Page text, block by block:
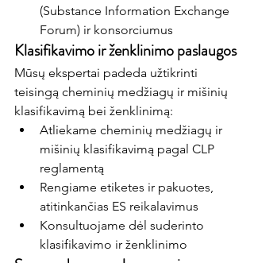
(Substance Information Exchange
Forum) ir konsorciumus
Klasifikavimo ir ženklinimo paslaugos
Mūsų ekspertai padeda užtikrinti
teisingą cheminių medžiagų ir mišinių
klasifikavimą bei ženklinimą:
Atliekame cheminių medžiagų ir
mišinių klasifikavimą pagal CLP
reglamentą
Rengiame etiketes ir pakuotes,
atitinkančias ES reikalavimus
Konsultuojame dėl suderinto
klasifikavimo ir ženklinimo